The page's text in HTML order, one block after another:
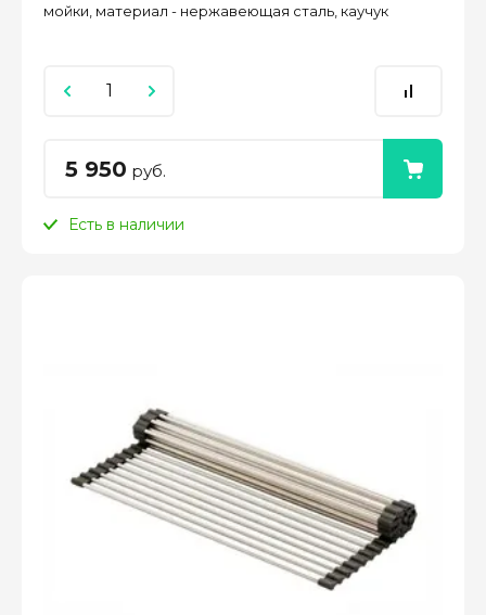
мойки, материал - нержавеющая сталь, каучук
5 950 руб.
Есть в наличии